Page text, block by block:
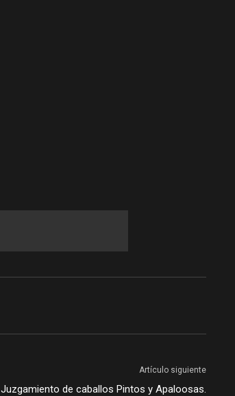
Artículo siguiente
Juzgamiento de caballos Pintos y Apaloosas.